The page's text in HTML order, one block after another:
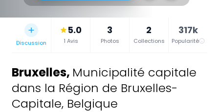
Discussion
5.0
1 Avis
3
Photos
2
Collections
317k
Popularité
Bruxelles, Municipalité capitale
dans la Région de Bruxelles-
Capitale, Belgique